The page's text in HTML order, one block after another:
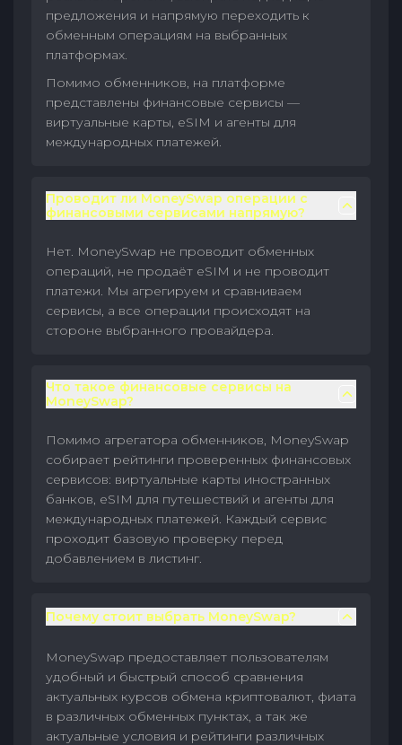
предложения и напрямую переходить к
обменным операциям на выбранных
платформах.
Помимо обменников, на платформе
представлены финансовые сервисы —
виртуальные карты, eSIM и агенты для
международных платежей.
Проводит ли MoneySwap операции с
финансовыми сервисами напрямую?
Нет. MoneySwap не проводит обменных
операций, не продаёт eSIM и не проводит
платежи. Мы агрегируем и сравниваем
сервисы, а все операции происходят на
стороне выбранного провайдера.
Что такое финансовые сервисы на
MoneySwap?
Помимо агрегатора обменников, MoneySwap
собирает рейтинги проверенных финансовых
сервисов: виртуальные карты иностранных
банков, eSIM для путешествий и агенты для
международных платежей. Каждый сервис
проходит базовую проверку перед
добавлением в листинг.
Почему стоит выбрать MoneySwap?
MoneySwap предоставляет пользователям
удобный и быстрый способ сравнения
актуальных курсов обмена криптовалют, фиата
в различных обменных пунктах, а так же
актуальные условия и рейтинги различных